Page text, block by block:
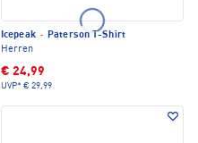
Icepeak · Paterson T-Shirt
Herren
€ 24,99
UVP* € 29,99